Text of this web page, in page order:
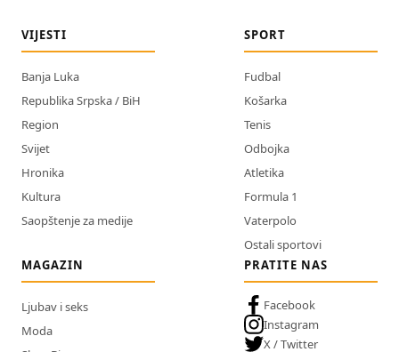
VIJESTI
Banja Luka
Republika Srpska / BiH
Region
Svijet
Hronika
Kultura
Saopštenje za medije
SPORT
Fudbal
Košarka
Tenis
Odbojka
Atletika
Formula 1
Vaterpolo
Ostali sportovi
MAGAZIN
Ljubav i seks
Moda
PRATITE NAS
Facebook
Instagram
X / Twitter